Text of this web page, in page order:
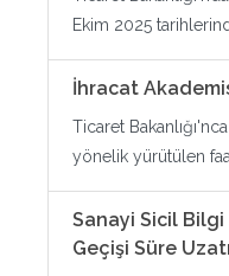
Ekim 2025
İhracat
Ticaret
yönelik yürütülen
Sanayi Sicil Bilgi
Geçişi Süre